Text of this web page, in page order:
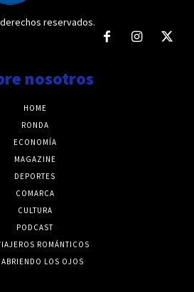
reservados.
nosotros
HOME
RONDA
ECONOMÍA
MAGAZINE
DEPORTES
COMARCA
CULTURA
PODCAST
ROMÁNTICOS
ABRIENDO LOS OJOS